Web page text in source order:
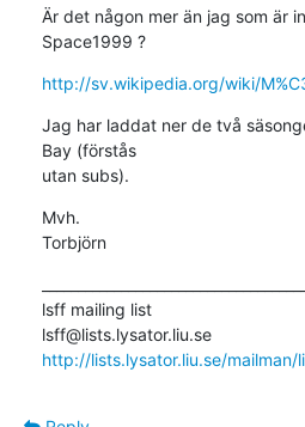
Är det någon mer än jag som är
Space1999 ?
http://sv.wikipedia.org/wiki/
Jag har laddat ner de två
Bay (förstås
utan subs).
Mvh.
Torbjörn
lsff mailing list
lsff@lists.lysator.liu.se
http://lists.lysator.liu.se/mailman/